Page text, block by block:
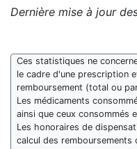
Dernière mise à jour
Ces statistiques ne
le cadre d'une prescription
remboursement (total ou
Les médicaments
ainsi que ceux consommés
Les honoraires de
calcul des remboursements